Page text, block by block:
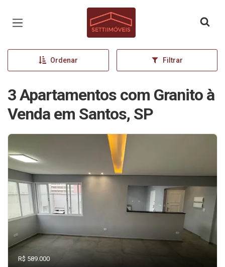
Página inicial
Ordenar Filtrar
3 Apartamentos com Granito à
Venda em Santos, SP
R$ 589.000